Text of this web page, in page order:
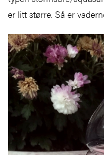
er litt større. Så er